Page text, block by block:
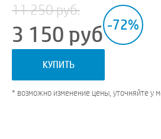
11 250 руб.
3 150 руб -72%
КУПИТЬ
* возможно изменение цены, уточняйте у